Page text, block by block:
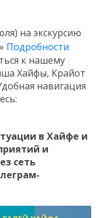
на экскурсию
Подробности
к нашему
Хайфы, Крайот
навигация
в Хайфе и
и
сеть